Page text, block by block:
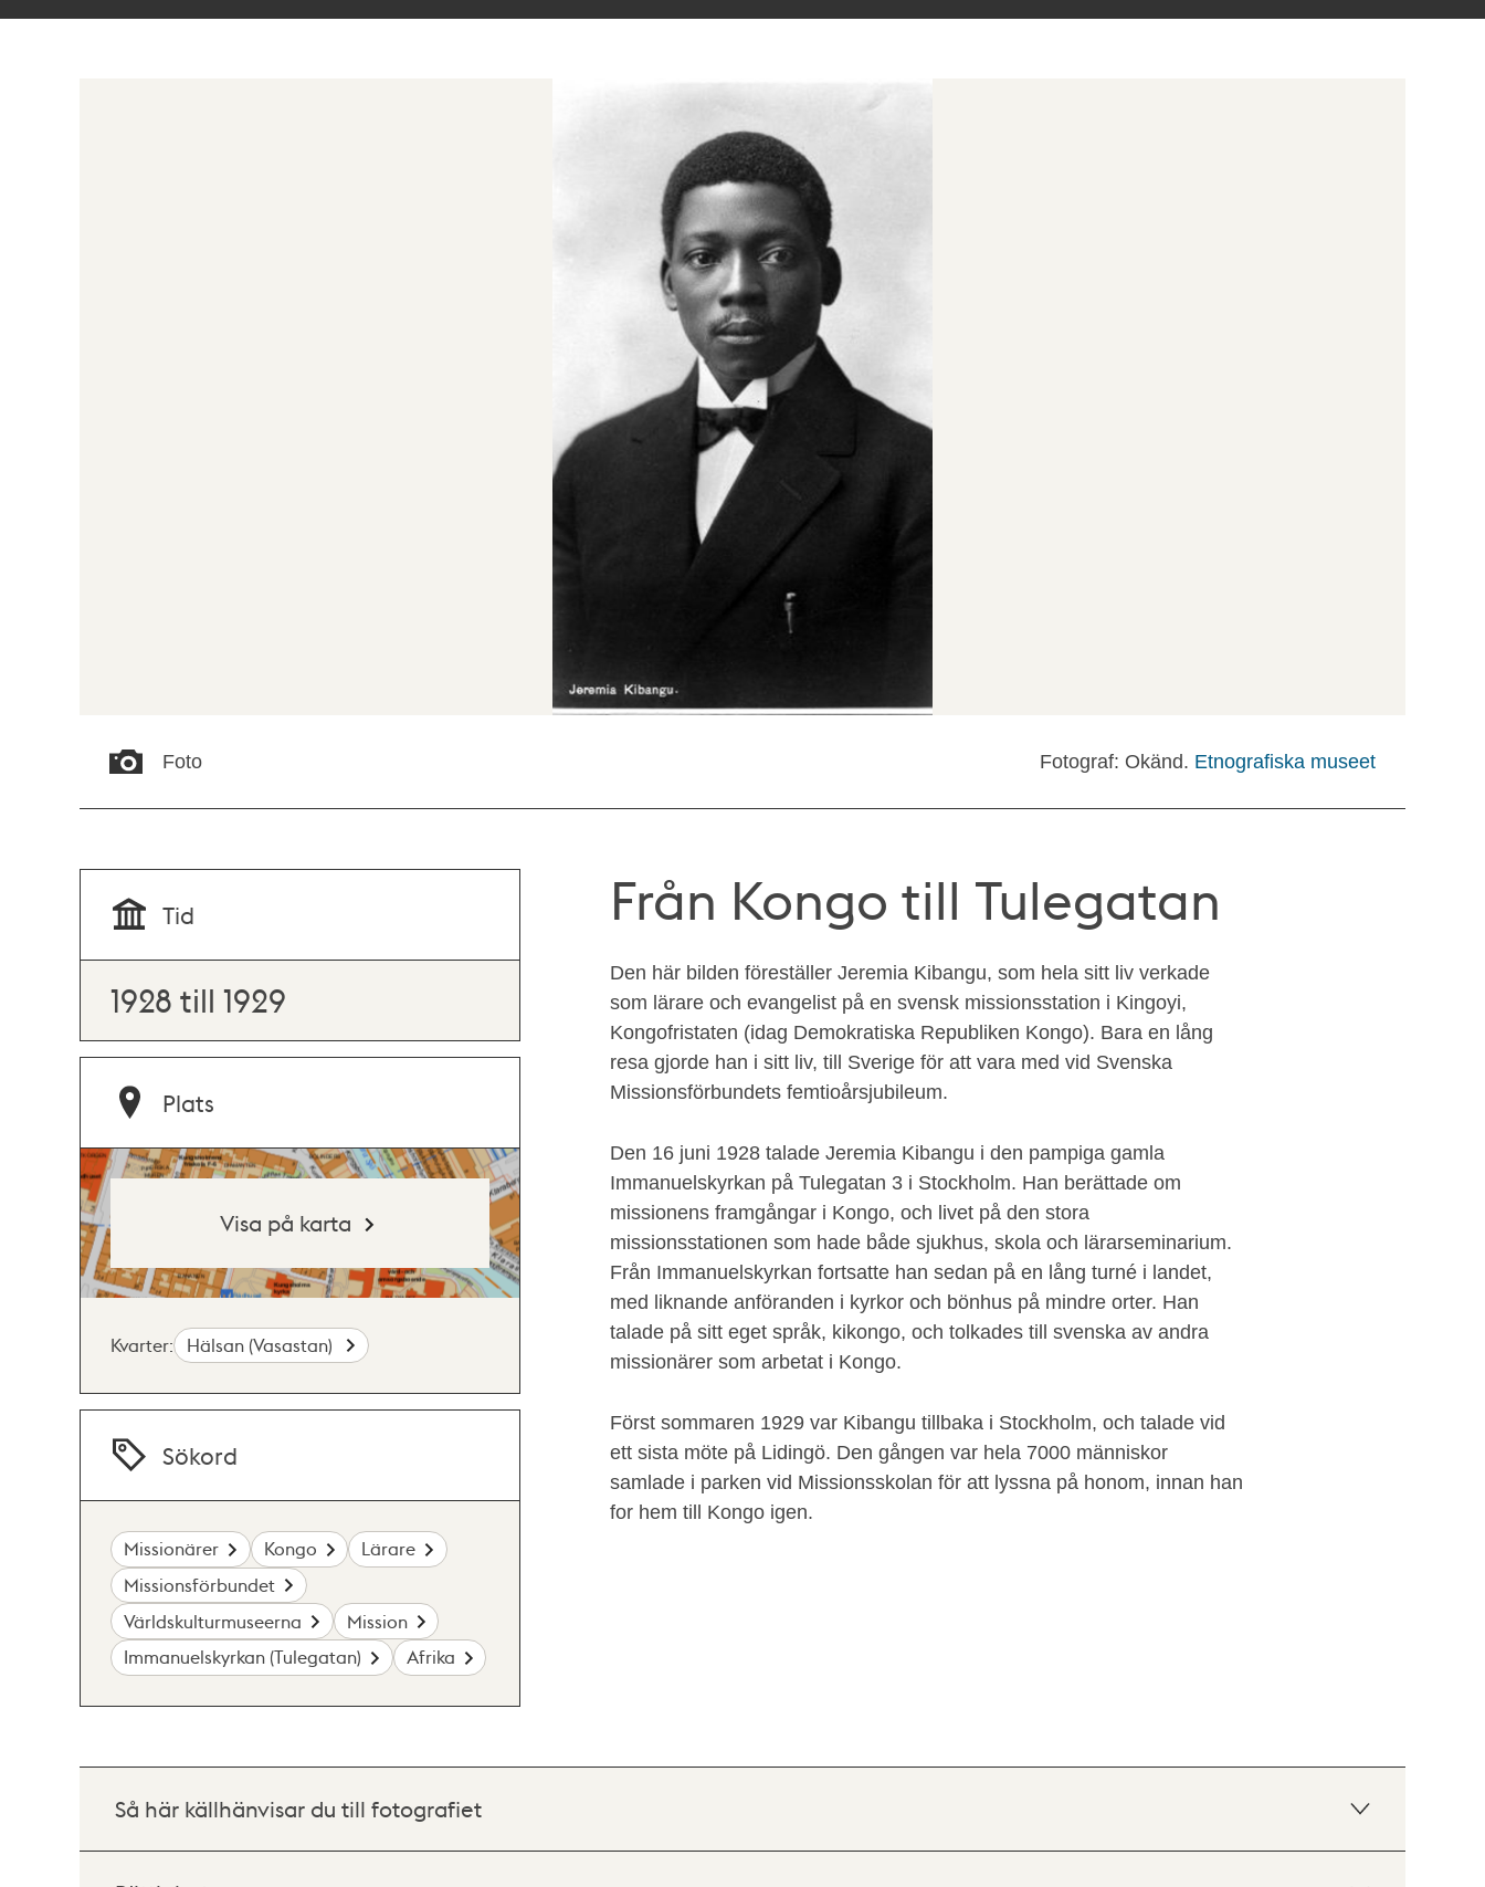
Foto Fotograf: Okänd. Etnografiska museet
Från Kongo till Tulegatan
Den här bilden föreställer Jeremia Kibangu, som hela sitt liv verkade
som lärare och evangelist på en svensk missionsstation i Kingoyi,
Kongofristaten (idag Demokratiska Republiken Kongo). Bara en lång
resa gjorde han i sitt liv, till Sverige för att vara med vid Svenska
Missionsförbundets femtioårsjubileum.
Den 16 juni 1928 talade Jeremia Kibangu i den pampiga gamla
Immanuelskyrkan på Tulegatan 3 i Stockholm. Han berättade om
missionens framgångar i Kongo, och livet på den stora
missionsstationen som hade både sjukhus, skola och lärarseminarium.
Från Immanuelskyrkan fortsatte han sedan på en lång turné i landet,
med liknande anföranden i kyrkor och bönhus på mindre orter. Han
talade på sitt eget språk, kikongo, och tolkades till svenska av andra
missionärer som arbetat i Kongo.
Först sommaren 1929 var Kibangu tillbaka i Stockholm, och talade vid
ett sista möte på Lidingö. Den gången var hela 7000 människor
samlade i parken vid Missionsskolan för att lyssna på honom, innan han
for hem till Kongo igen.
Tid
1928 till 1929
Plats
Visa på karta
Kvarter: Hälsan (Vasastan)
Sökord
Missionärer Kongo
Lärare
Missionsförbundet
Världskulturmuseerna
Mission
Immanuelskyrkan (Tulegatan)
Afrika
Så här källhänvisar du till fotografiet